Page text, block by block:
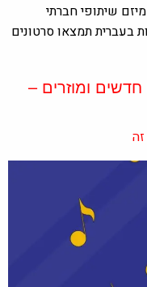
שיתופי חברתי
תמצאו סרטונים
ומוזרים –